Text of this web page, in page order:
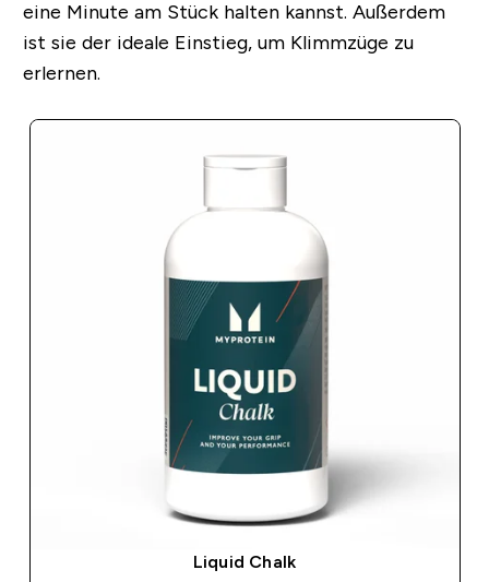
eine Minute am Stück halten kannst. Außerdem
ist sie der ideale Einstieg, um Klimmzüge zu
erlernen.
Liquid Chalk